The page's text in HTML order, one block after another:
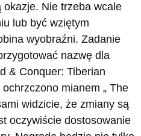
okazje. Nie trzeba wcale
lub być wziętym
wyobraźni. Zadanie
nazwę dla
& Conquer: Tiberian
mianem „ The
widzicie, że zmiany są
oczywiście dostosowanie